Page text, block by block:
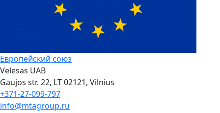
Европейский союз
Velesas UAB
Gaujos str. 22, LT 02121, Vilnius
+371-27-099-797
info@mtagroup.ru